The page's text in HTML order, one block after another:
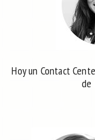
Hoy un Contact
de